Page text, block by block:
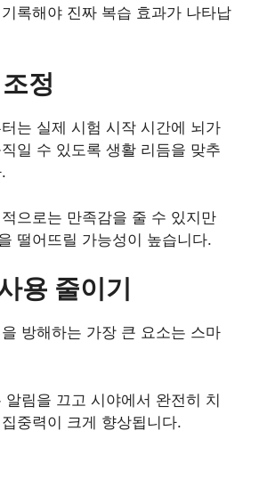
록해야 진짜 복습 효과가 나타납
정
는 실제 시험 시작 시간에 뇌가
일 수 있도록 생활 리듬을 맞추
으로는 만족감을 줄 수 있지만
떨어뜨릴 가능성이 높습니다.
용 줄이기
방해하는 가장 큰 요소는 스마
알림을 끄고 시야에서 완전히 치
중력이 크게 향상됩니다.